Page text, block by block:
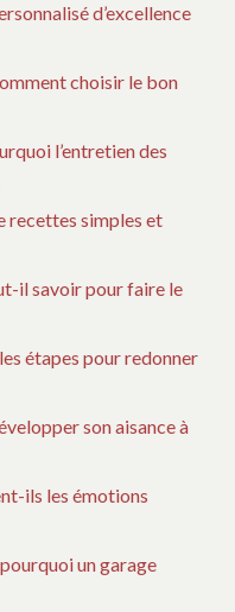
d’excellence
choisir le bon
l’entretien des
recettes simples et
il savoir pour faire le
étapes pour redonner
son aisance à
ils les émotions
un garage